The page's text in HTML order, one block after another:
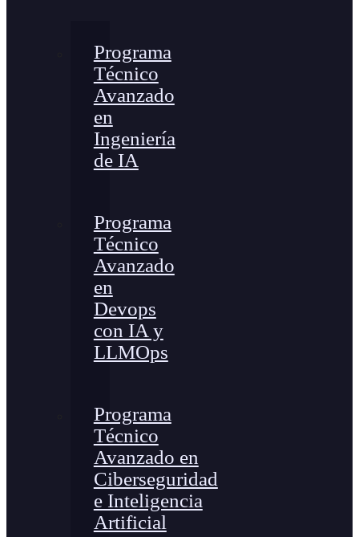
Programa
Técnico
Avanzado
en
Ingeniería
de IA
Programa
Técnico
Avanzado
en
Devops
con IA y
LLMOps
Programa
Técnico
Avanzado en
Ciberseguridad
e Inteligencia
Artificial